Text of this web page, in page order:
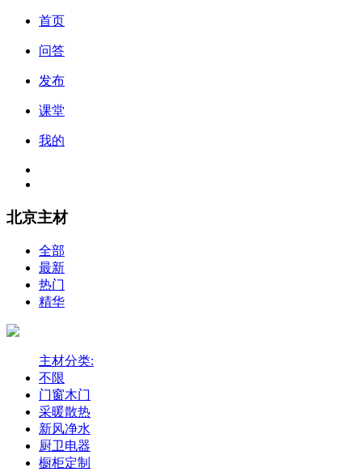
首页
问答
发布
课堂
我的
北京主材
全部
最新
热门
精华
主材分类:
不限
门窗木门
采暖散热
新风净水
厨卫电器
橱柜定制